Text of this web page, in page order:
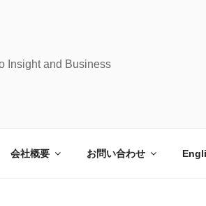
Insight and Business
会社概要 お問い合わせ